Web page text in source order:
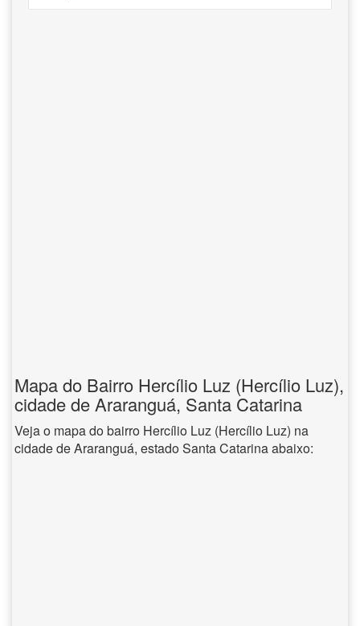
Mapa do Bairro Hercílio Luz (Hercílio Luz),
cidade de Araranguá, Santa Catarina
Veja o mapa do bairro Hercílio Luz (Hercílio Luz) na
cidade de Araranguá, estado Santa Catarina abaixo: